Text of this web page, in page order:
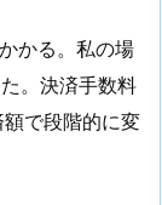
かる。私の場
。決済手数料
で段階的に変